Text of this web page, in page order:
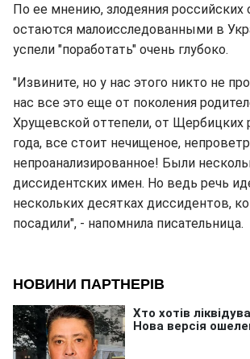
По ее мнению, злодеяния российских
остаются малоисследованными в
успели "поработать" очень глубоко.
"Извините, но у нас этого никто не
нас все это еще от поколения
Хрущевской оттепели, от Щербицких
года, все стоит нечищеное,
непроанализированное! Были
диссидентских имен. Но ведь речь
нескольких десятках диссидентов,
посадили", - напомнила писательница.